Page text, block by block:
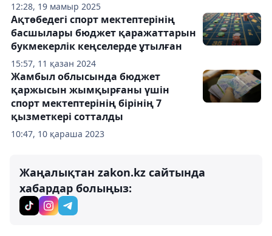
12:28, 19 мамыр 2025
15:57, 11 қазан 2024
Ақтөбедегі спорт мектептерінің
басшылары бюджет қаражаттарын
букмекерлік кеңселерде ұтылған
10:47, 10 қараша 2023
Жамбыл облысында бюджет
қаржысын жымқырғаны үшін
спорт мектептерінің бірінің 7
қызметкері сотталды
Жаңалықтан zakon.kz сайтында
хабардар болыңыз: